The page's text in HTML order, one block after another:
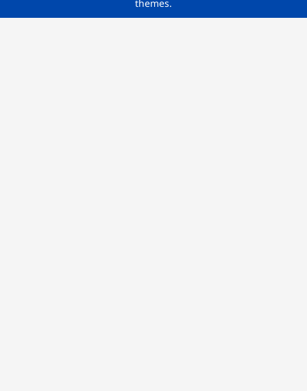
themes.